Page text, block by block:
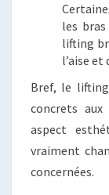
les
lifting
l’aise et
Bref, le
concrets
aspect
vraiment
concernées.